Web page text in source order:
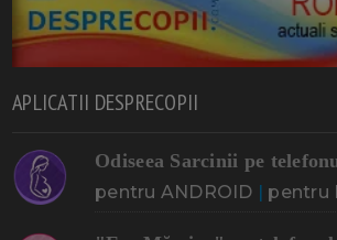
APLICATII DESPRECOPII
Odiseea Sarcinii pe
pentru ANDROID pentru